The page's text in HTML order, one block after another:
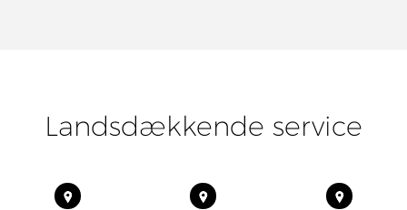
Landsdækkende service